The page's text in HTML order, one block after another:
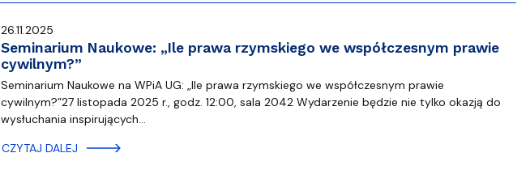
26.11.2025
Seminarium Naukowe: „Ile prawa rzymskiego we współczesnym prawie
cywilnym?”
Seminarium Naukowe na WPiA UG: „Ile prawa rzymskiego we współczesnym prawie
cywilnym?”27 listopada 2025 r., godz. 12:00, sala 2042 Wydarzenie będzie nie tylko okazją do
wysłuchania inspirujących…
CZYTAJ DALEJ